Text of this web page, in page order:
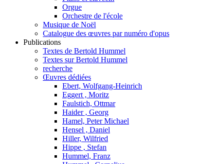
Orgue
Orchestre de l'école
Musique de Noël
Catalogue des œuvres par numéro d'opus
Publications
Textes de Bertold Hummel
Textes sur Bertold Hummel
recherche
Œuvres dédiées
Ebert, Wolfgang-Heinrich
Eggert , Moritz
Faulstich, Ottmar
Haider , Georg
Hamel, Peter Michael
Hensel , Daniel
Hiller, Wilfried
Hippe , Stefan
Hummel, Franz